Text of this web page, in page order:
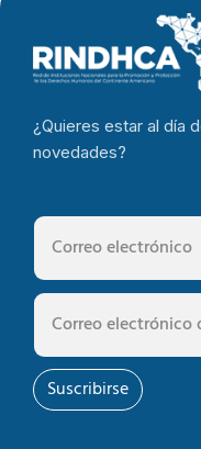
¿Quieres estar al día
novedades?
Suscribirse